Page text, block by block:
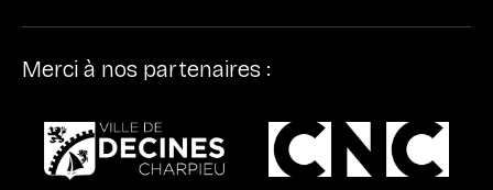
Merci à nos partenaires :